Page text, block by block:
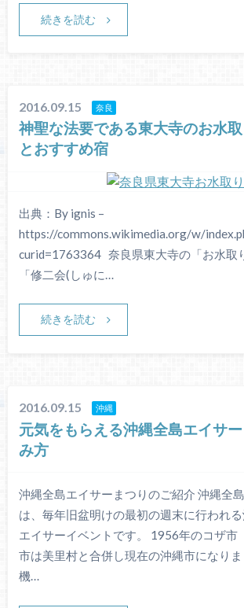
続きを読む
2016.09.15 奈良
神聖な法要である東大寺のお水
とおすすめ宿
出典：By ignis –
https://commons.wikimedia.org/w/
curid=1763364 奈良県東大寺の「お水取
「修二会(しゅに…
続きを読む
2016.09.15 沖縄
元気をもらえる沖縄全島エイサ
み方
沖縄全島エイサーまつりのご紹介 沖縄全
は、毎年旧盆明けの最初の週末に行われ
エイサーイベントです。 1956年のコザ市
市は美里村と合併し現在の沖縄市になり
機…